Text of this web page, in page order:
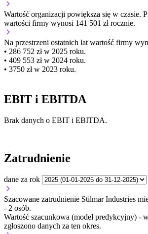
Wartość organizacji powiększa się w czasie.
wartości firmy wynosi 141 501 zł rocznie.
Na przestrzeni ostatnich lat wartość firmy
• 286 752 zł w 2025 roku.
• 409 553 zł w 2024 roku.
• 3750 zł w 2023 roku.
EBIT i EBITDA
Brak danych o EBIT i EBITDA.
Zatrudnienie
dane za rok
Szacowane zatrudnienie Stilmar Industries
- 2 osób.
Wartość szacunkowa (model predykcyjny) -
zgłoszono danych za ten okres.